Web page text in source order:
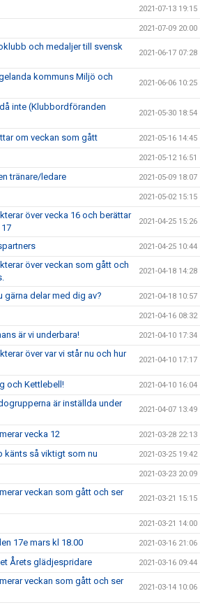
2021-07-13 19:15
2021-07-09 20:00
och medaljer till svensk
2021-06-17 07:28
kommuns Miljö och
2021-06-06 10:25
inte (Klubbordföranden
2021-05-30 18:54
om veckan som gått 2021-05-16 14:45
2021-05-12 16:51
tränare/ledare 2021-05-09 18:07
2021-05-02 15:15
över vecka 16 och berättar
2021-04-25 15:26
2021-04-25 10:44
över veckan som gått och
2021-04-18 14:28
gärna delar med dig av? 2021-04-18 10:57
2021-04-16 08:32
är vi underbara! 2021-04-10 17:34
över var vi står nu och hur
2021-04-10 17:17
och Kettlebell! 2021-04-10 16:04
är inställda under
2021-04-07 13:49
vecka 12 2021-03-28 22:13
känts så viktigt som nu 2021-03-25 19:42
2021-03-23 20:09
veckan som gått och ser
2021-03-21 15:15
2021-03-21 14:00
17e mars kl 18.00 2021-03-16 21:06
Årets glädjespridare 2021-03-16 09:44
veckan som gått och ser
2021-03-14 10:06